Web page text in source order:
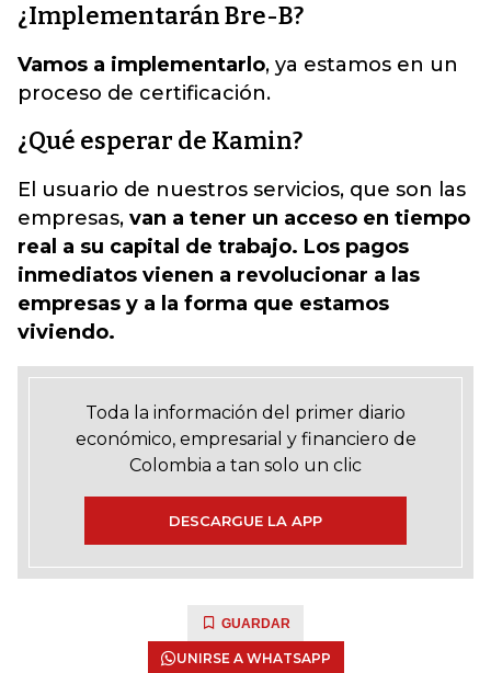
¿Implementarán Bre-B?
Vamos a implementarlo, ya estamos en un
proceso de certificación.
¿Qué esperar de Kamin?
El usuario de nuestros servicios, que son las
empresas, van a tener un acceso en tiempo
real a su capital de trabajo. Los pagos
inmediatos vienen a revolucionar a las
empresas y a la forma que estamos
viviendo.
Toda la información del primer diario
económico, empresarial y financiero de
Colombia a tan solo un clic
DESCARGUE LA APP
GUARDAR
UNIRSE A WHATSAPP